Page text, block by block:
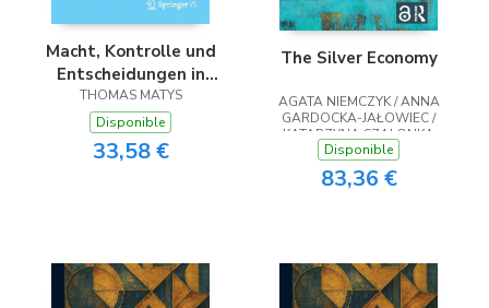
Macht, Kontrolle und
Entscheidungen in
Organisationen
THOMAS MATYS
Disponible
33,58 €
The Silver Economy
AGATA NIEMCZYK / ANNA
GARDOCKA-JAŁOWIEC /
KATARZYNA SZALONKA
Disponible
83,36 €